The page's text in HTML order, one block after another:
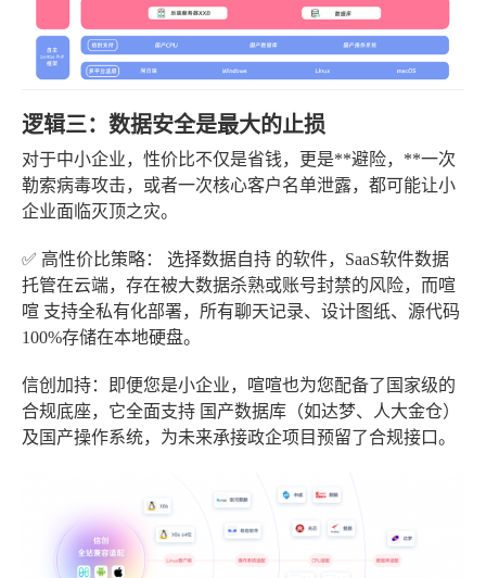
逻辑三：数据安全是最大的止损
对于中小企业，性价比不仅是省钱，更是**避险，**一次
勒索病毒攻击，或者一次核心客户名单泄露，都可能让小
企业面临灭顶之灾。
✅ 高性价比策略： 选择数据自持 的软件，SaaS软件数据
托管在云端，存在被大数据杀熟或账号封禁的风险，而喧
喧 支持全私有化部署，所有聊天记录、设计图纸、源代码
100%存储在本地硬盘。
信创加持：即便您是小企业，喧喧也为您配备了国家级的
合规底座，它全面支持 国产数据库 （如达梦、人大金仓）
及国产操作系统，为未来承接政企项目预留了合规接口。